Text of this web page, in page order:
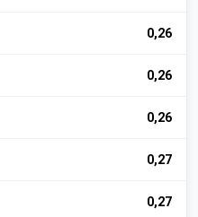
0,26
0,26
0,26
0,27
0,27